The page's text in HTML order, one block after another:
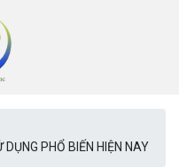
PHỔ BIẾN HIỆN NAY